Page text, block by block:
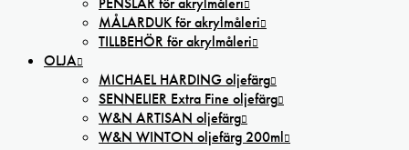
MÅLARDUK för akrylmåleri
TILLBEHÖR för akrylmåleri
OLJA
MICHAEL HARDING oljefärg
SENNELIER Extra Fine oljefärg
W&N ARTISAN oljefärg
W&N WINTON oljefärg 200ml